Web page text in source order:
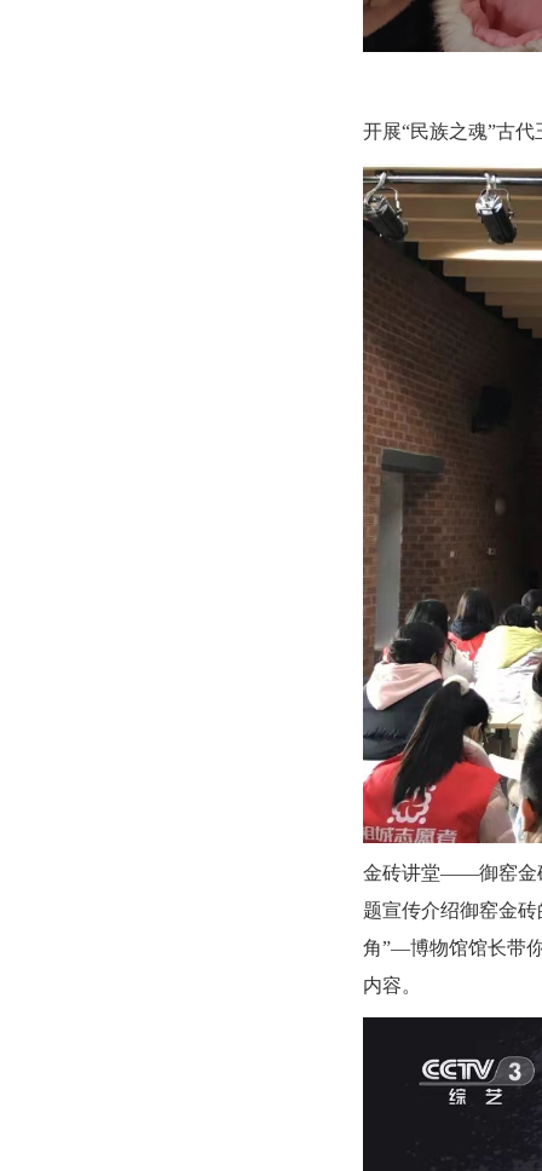
开展“民族之魂”古代
金砖讲堂——御窑金
题宣传介绍御窑金
角”—博物馆馆长带
内容。